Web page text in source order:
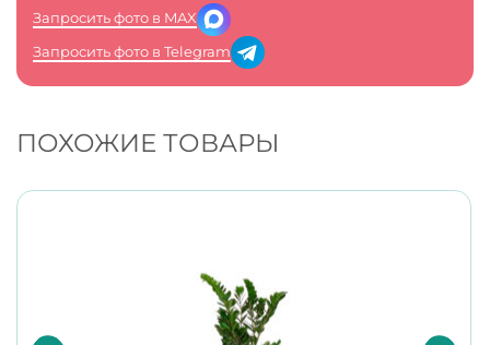
Запросить фото в MAX
Запросить фото в Telegram
ПОХОЖИЕ ТОВАРЫ